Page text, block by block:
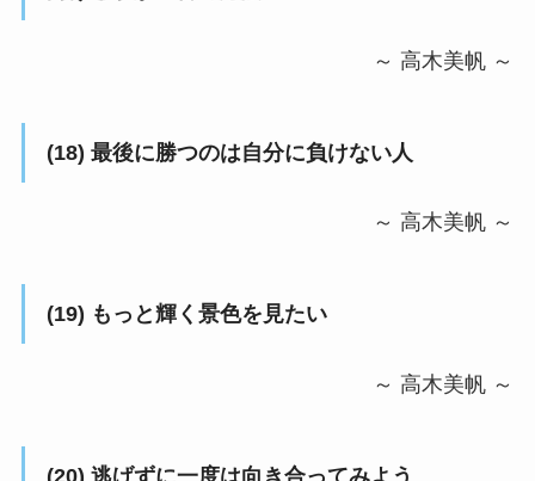
～ 高木美帆 ～
(18) 最後に勝つのは自分に負けない人
～ 高木美帆 ～
(19) もっと輝く景色を見たい
～ 高木美帆 ～
(20) 逃げずに一度は向き合ってみよう